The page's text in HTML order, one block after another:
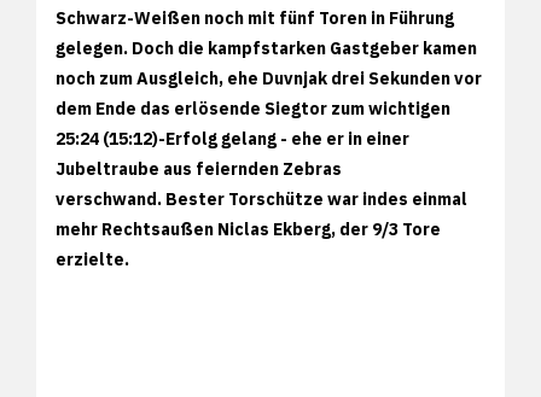
Schwarz-Weißen noch mit fünf Toren in Führung
gelegen. Doch die kampfstarken Gastgeber kamen
noch zum Ausgleich, ehe Duvnjak drei Sekunden vor
dem Ende das erlösende Siegtor zum wichtigen
25:24 (15:12)-Erfolg gelang - ehe er in einer
Jubeltraube aus feiernden Zebras
verschwand. Bester Torschütze war indes einmal
mehr Rechtsaußen Niclas Ekberg, der 9/3 Tore
erzielte.